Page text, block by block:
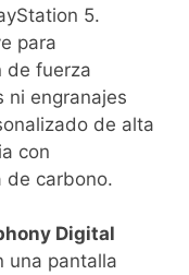
5.
para
de fuerza
ni engranajes
de alta
con
de carbono.
Digital
una pantalla